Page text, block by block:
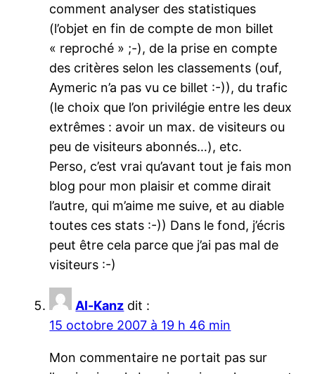
comment analyser des statistiques
(l’objet en fin de compte de mon billet
« reproché » ;-), de la prise en compte
des critères selon les classements (ouf,
Aymeric n’a pas vu ce billet :-)), du trafic
(le choix que l’on privilégie entre les deux
extrêmes : avoir un max. de visiteurs ou
peu de visiteurs abonnés…), etc.
Perso, c’est vrai qu’avant tout je fais mon
blog pour mon plaisir et comme dirait
l’autre, qui m’aime me suive, et au diable
toutes ces stats :-)) Dans le fond, j’écris
peut être cela parce que j’ai pas mal de
visiteurs :-)
Al-Kanz dit :
15 octobre 2007 à 19 h 46 min
Mon commentaire ne portait pas sur